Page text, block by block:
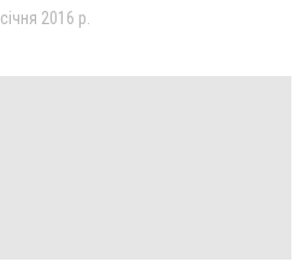
2016 р.